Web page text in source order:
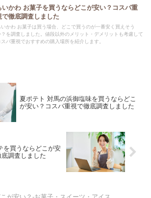
いかわ お菓子を買うならどこが安い？コスパ重
で徹底調査しました
いかわ お菓子は買う場合、どこで買うのが一番安く買えそう
？を調査しました。値段以外のメリット・デメリットも考慮して
スパ重視でおすすめの購入場所を紹介します。
夏ポテト 対馬の浜御塩味を買うならどこ
が安い？コスパ重視で徹底調査しました
を買うならどこが安
調査しました